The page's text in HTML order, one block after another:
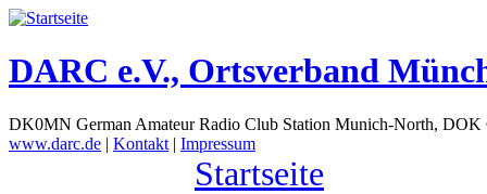
DARC e.V., Ortsverband
DK0MN German Amateur Radio Club Station Munich-North,
www.darc.de | Kontakt | Impressum
Startseite